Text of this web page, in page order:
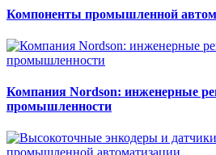
Компоненты промышленной
Компания Nordson: инженерные
промышленности